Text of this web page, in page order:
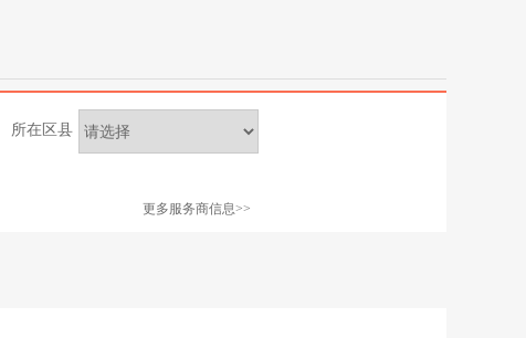
所在区县
更多服务商信息>>